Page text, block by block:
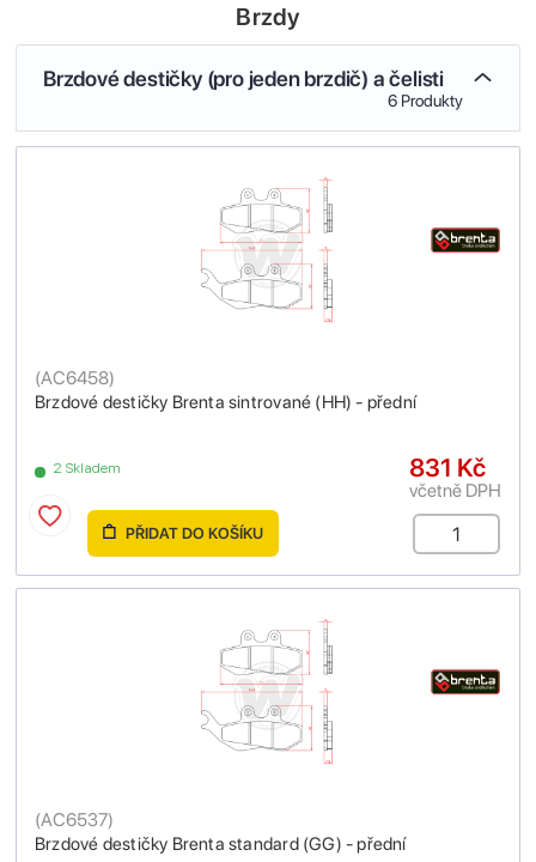
Brzdy
Brzdové destičky (pro jeden brzdič) a čelisti
6 Produkty
Brzdové destičky Brenta sintrované (HH) - přední
(AC6458)
2 Skladem 831 Kč
včetně DPH
PŘIDAT DO KOŠÍKU
Brzdové destičky Brenta standard (GG) - přední
(AC6537)